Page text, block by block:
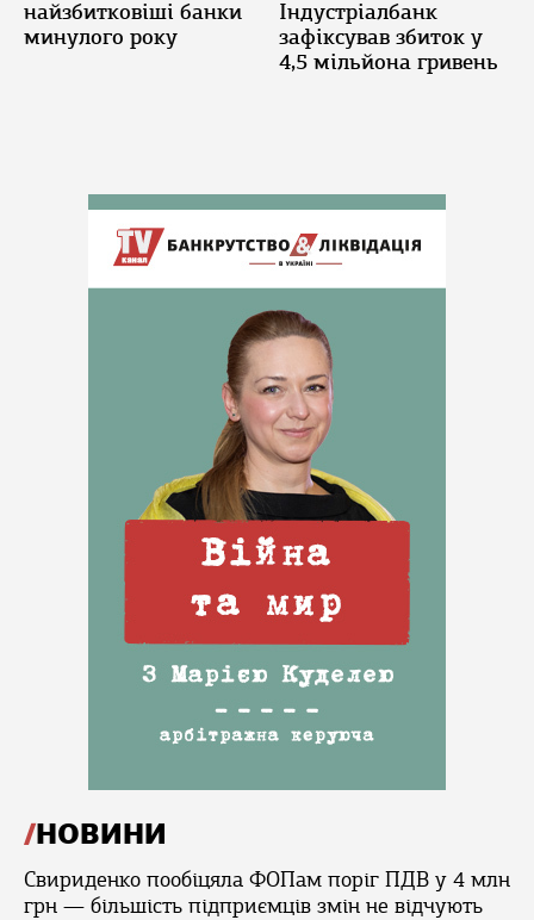
найзбитковіші банки
минулого року
Індустріалбанк
зафіксував збиток у
4,5 мільйона гривень
НОВИНИ
Свириденко пообіцяла ФОПам поріг ПДВ у 4 млн
грн — більшість підприємців змін не відчують